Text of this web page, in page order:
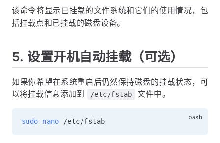
该命令将显示已挂载的文件系统和它们的使用情况，包
括挂载点和已挂载的磁盘设备。
5. 设置开机自动挂载（可选）
如果你希望在系统重启后仍然保持磁盘的挂载状态，可
以将挂载信息添加到
/etc/fstab 文件中。
sudo nano